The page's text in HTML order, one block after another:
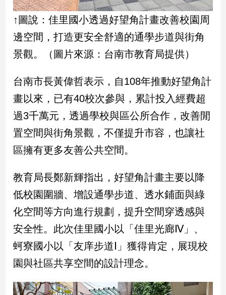
際
社
會/
地
方
新
冠
病
專
區
台
灣
觀
點
南
台
灣
點
↑圖說：佳里國小透過好望角計畫改善校園周
邊空間，打造更安全舒適的通學步道與街角
景觀。（圖片來源：台南市教育局提供）
台南市長黃偉哲表示，自108年推動好望角計
畫以來，已有40校次參與，累計投入經費超
過3千萬元，透過學校與區公所合作，改善閒
置空間與街角景觀，不僅提升市容，也讓社
區擁有更多友善公共空間。
教育局長鄭新輝指出，好望角計畫主要以降
低校園圍牆、增設通學步道、透水鋪面與綠
化空間等方向進行規劃，提升空間穿透感與
安全性。此次佳里國小以「佳里光廊Ⅳ」、
蚵寮國小以「友庠步道Ⅰ」獲得肯定，展現校
園與社區共享空間的設計理念。